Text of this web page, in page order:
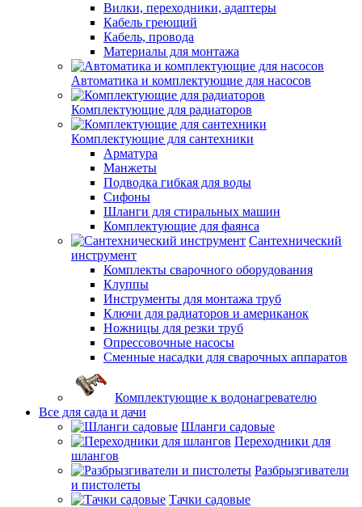
Вилки, переходники, адаптеры
Кабель греющий
Кабель, провода
Материалы для монтажа
Автоматика и комплектующие для насосов
Комплектующие для радиаторов
Комплектующие для сантехники
Арматура
Манжеты
Подводка гибкая для воды
Сифоны
Шланги для стиральных машин
Комплектующие для фаянса
Сантехнический
инструмент
Комплекты сварочного оборудования
Клуппы
Инструменты для монтажа труб
Ключи для радиаторов и американок
Ножницы для резки труб
Опрессовочные насосы
Сменные насадки для сварочных аппаратов
Комплектующие к водонагревателю
Все для сада и дачи
Шланги садовые
Переходники для
шлангов
Разбрызгиватели
и пистолеты
Тачки садовые